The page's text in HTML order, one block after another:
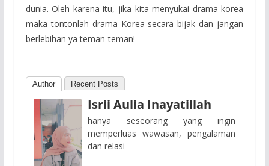
dunia. Oleh karena itu, jika kita menyukai drama korea
maka tontonlah drama Korea secara bijak dan jangan
berlebihan ya teman-teman!
Author Recent Posts
Isrii Aulia Inayatillah
hanya seseorang yang ingin
memperluas wawasan, pengalaman
dan relasi